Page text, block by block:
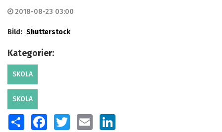
2018-08-23 03:00
Bild: Shutterstock
Kategorier:
SKOLA
SKOLA
SHARE FACEBOOKTWITTER EMAIL